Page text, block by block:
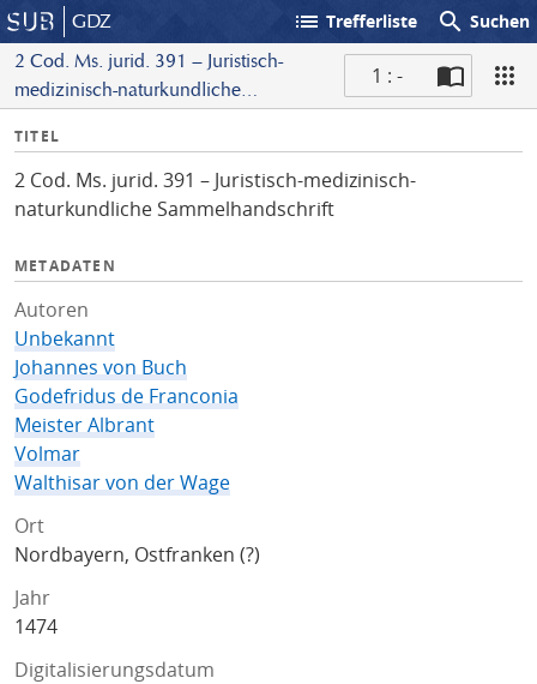
GDZ list Trefferliste search Suchen
2 Cod. Ms. jurid. 391 – Juristisch-
medizinisch-naturkundliche
1 : -
I
f
o
TITEL
2 Cod. Ms. jurid. 391 – Juristisch-medizinisch-
naturkundliche Sammelhandschrift
METADATEN
Autoren
Unbekannt
Johannes von Buch
Godefridus de Franconia
Meister Albrant
Volmar
Walthisar von der Wage
Ort
Nordbayern, Ostfranken (?)
Jahr
1474
Digitalisierungsdatum